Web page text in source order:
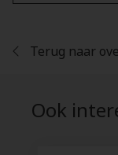
Terug naar
Ook